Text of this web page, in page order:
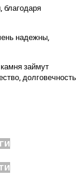
благодаря
надежны,
займут
долговечность